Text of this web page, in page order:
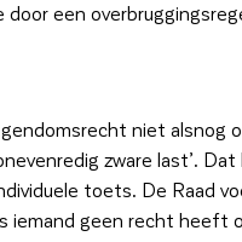
een
niet alsnog
zware last’.
toets. De Raad
iemand geen recht heeft